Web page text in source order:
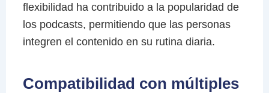
flexibilidad ha contribuido a la popularidad de
los podcasts, permitiendo que las personas
integren el contenido en su rutina diaria.
Compatibilidad con múltiples